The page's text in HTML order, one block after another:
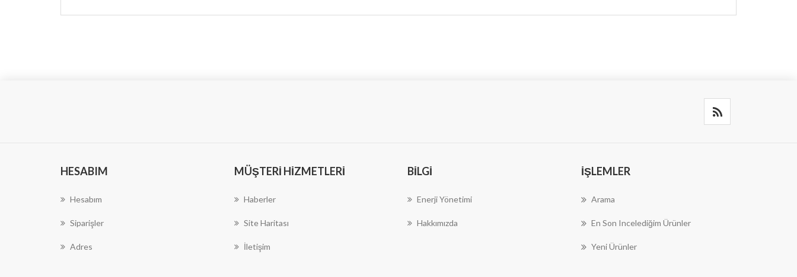
HESABIM
Hesabım
Siparişler
Adres
MÜŞTERI HIZMETLERI
Haberler
Site Haritası
İletişim
BILGI
Enerji Yönetimi
Hakkımızda
İŞLEMLER
Arama
En Son Incelediğim Ürünler
Yeni Ürünler